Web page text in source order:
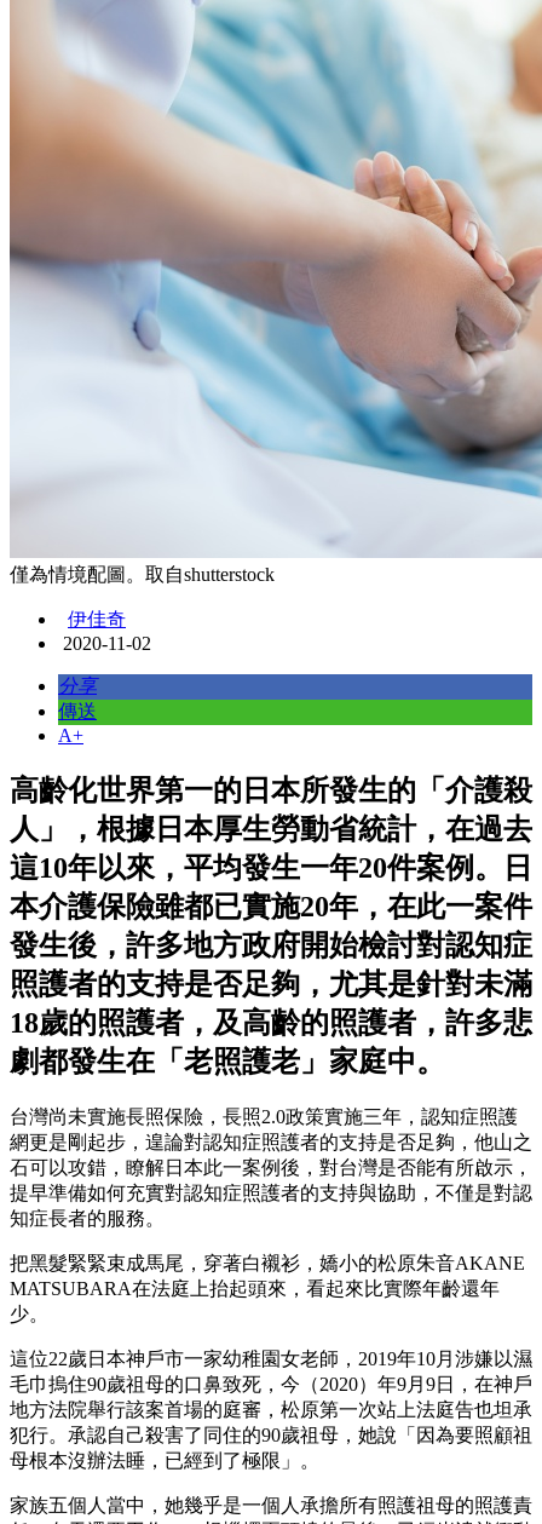
僅為情境配圖。取自shutterstock
伊佳奇
2020-11-02
分享
傳送
A+
高齡化世界第一的日本所發生的「介護殺
人」，根據日本厚生勞動省統計，在過去
這10年以來，平均發生一年20件案例。日
本介護保險雖都已實施20年，在此一案件
發生後，許多地方政府開始檢討對認知症
照護者的支持是否足夠，尤其是針對未滿
18歲的照護者，及高齡的照護者，許多悲
劇都發生在「老照護老」家庭中。
台灣尚未實施長照保險，長照2.0政策實施三年，認知症照護
網更是剛起步，遑論對認知症照護者的支持是否足夠，他山之
石可以攻錯，瞭解日本此一案例後，對台灣是否能有所啟示，
提早準備如何充實對認知症照護者的支持與協助，不僅是對認
知症長者的服務。
把黑髮緊緊束成馬尾，穿著白襯衫，嬌小的松原朱音AKANE
MATSUBARA在法庭上抬起頭來，看起來比實際年齡還年
少。
這位22歲日本神戶市一家幼稚園女老師，2019年10月涉嫌以濕
毛巾摀住90歲祖母的口鼻致死，今（2020）年9月9日，在神戶
地方法院舉行該案首場的庭審，松原第一次站上法庭告也坦承
犯行。承認自己殺害了同住的90歲祖母，她說「因為要照顧祖
母根本沒辦法睡，已經到了極限」。
家族五個人當中，她幾乎是一個人承擔所有照護祖母的照護責